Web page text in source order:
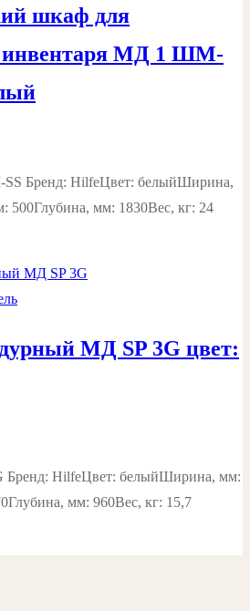
шкаф для
инвентаря МД 1 ШМ-
Бренд: HilfeЦвет: белыйШирина,
500Глубина, мм: 1830Вес, кг: 24
МД SP 3G цвет:
Бренд: HilfeЦвет: белыйШирина, мм:
мм: 960Вес, кг: 15,7